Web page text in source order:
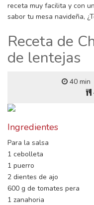
receta muy facilita y con
sabor tu mesa navideña,
Receta de
de lentejas
40 min
Ingredientes
Para la salsa
1 cebolleta
1 puerro
2 dientes de ajo
600 g de tomates pera
1 zanahoria